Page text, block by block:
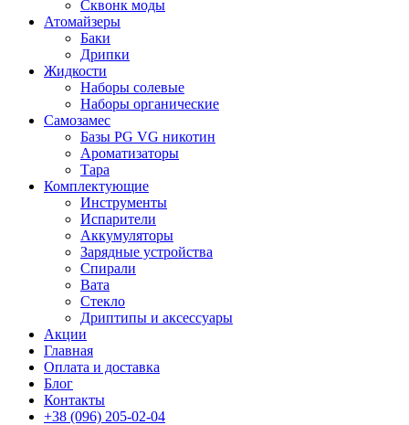
Сквонк моды
Атомайзеры
Баки
Дрипки
Жидкости
Наборы солевые
Наборы органические
Самозамес
Базы PG VG никотин
Ароматизаторы
Тара
Комплектующие
Инструменты
Испарители
Аккумуляторы
Зарядные устройства
Спирали
Вата
Стекло
Дриптипы и аксессуары
Акции
Главная
Оплата и доставка
Блог
Контакты
+38 (096) 205-02-04